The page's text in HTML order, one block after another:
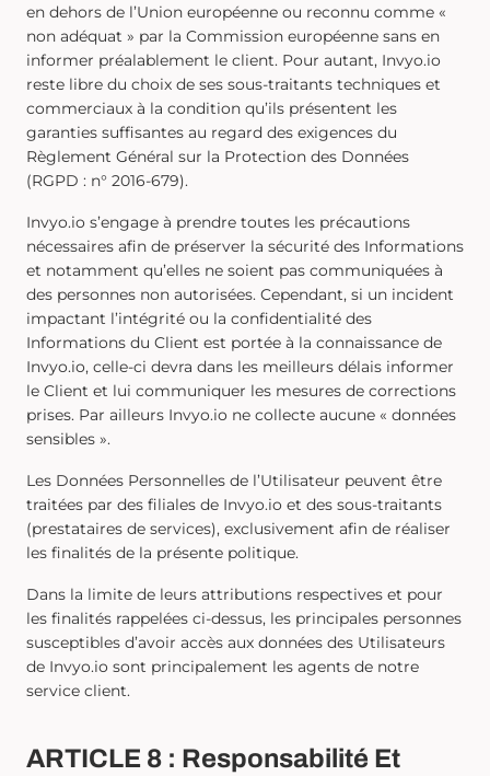
en dehors de l’Union européenne ou reconnu comme «
non adéquat » par la Commission européenne sans en
informer préalablement le client. Pour autant, Invyo.io
reste libre du choix de ses sous-traitants techniques et
commerciaux à la condition qu’ils présentent les
garanties suffisantes au regard des exigences du
Règlement Général sur la Protection des Données
(RGPD : n° 2016-679).
Invyo.io s’engage à prendre toutes les précautions
nécessaires afin de préserver la sécurité des Informations
et notamment qu’elles ne soient pas communiquées à
des personnes non autorisées. Cependant, si un incident
impactant l’intégrité ou la confidentialité des
Informations du Client est portée à la connaissance de
Invyo.io, celle-ci devra dans les meilleurs délais informer
le Client et lui communiquer les mesures de corrections
prises. Par ailleurs Invyo.io ne collecte aucune « données
sensibles ».
Les Données Personnelles de l’Utilisateur peuvent être
traitées par des filiales de Invyo.io et des sous-traitants
(prestataires de services), exclusivement afin de réaliser
les finalités de la présente politique.
Dans la limite de leurs attributions respectives et pour
les finalités rappelées ci-dessus, les principales personnes
susceptibles d’avoir accès aux données des Utilisateurs
de Invyo.io sont principalement les agents de notre
service client.
ARTICLE 8 : Responsabilité Et